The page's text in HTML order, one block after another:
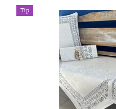
Tip